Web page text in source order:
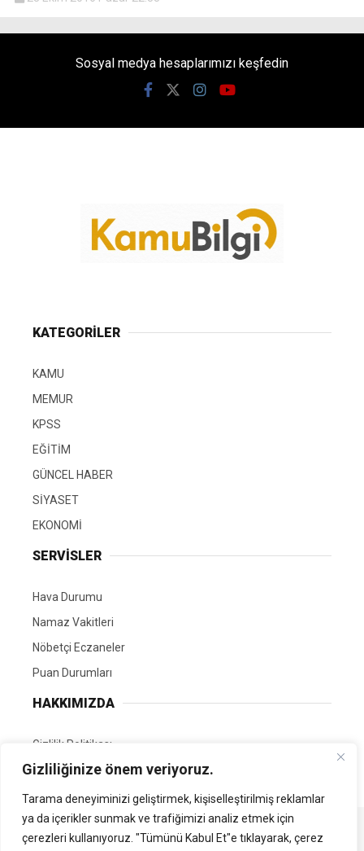
Gizliliğinize önem veriyoruz.
Tarama deneyiminizi geliştirmek, kişiselleştirilmiş reklamlar
ya da içerikler sunmak ve trafiğimizi analiz etmek için
çerezleri kullanıyoruz. "Tümünü Kabul Et"e tıklayarak, çerez
Sosyal medya hesaplarımızı keşfedin
KATEGORİLER
KAMU
MEMUR
KPSS
EĞİTİM
GÜNCEL HABER
SİYASET
EKONOMİ
SERVİSLER
Hava Durumu
Namaz Vakitleri
Nöbetçi Eczaneler
Puan Durumları
HAKKIMIZDA
Gizlilik Politikası
GÖNÜLLÜ EDİTÖRÜMÜZ OL
Tüm Hakları Saklıdır. | Kamubilgi.com | 2026